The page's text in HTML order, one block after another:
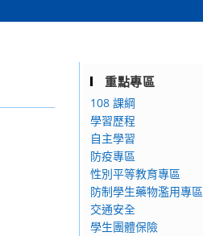
重點專區
108 課綱
學習歷程
自主學習
防疫專區
性別平等教育專區
防制學生藥物濫用專區
交通安全
學生團體保險